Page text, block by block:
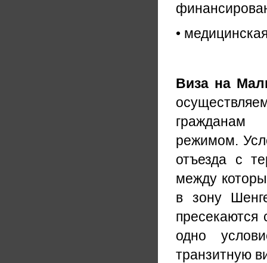
•
Виза на
гражданам
режимом.
отъезда с
между
в зону
пресекаются
одно
транзитную